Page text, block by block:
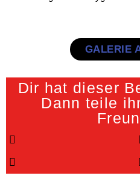
GALERIE
Dir hat dieser
Dann teile